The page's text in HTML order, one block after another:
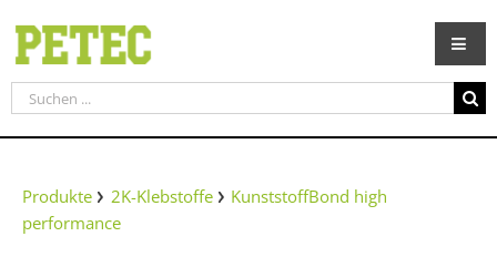
Inhalt
springen
Suche
nach:
Produkte 2K-Klebstoffe
KunststoffBond high
performance